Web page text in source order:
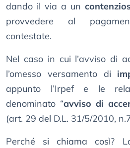
dando il via a un
provvedere al
contestate.
Nel caso in cui l’avviso di
l’omesso versamento di
appunto l’Irpef e le
denominato “avviso di
(art. 29 del D.L. 31/5/2010,
Perché si chiama così?